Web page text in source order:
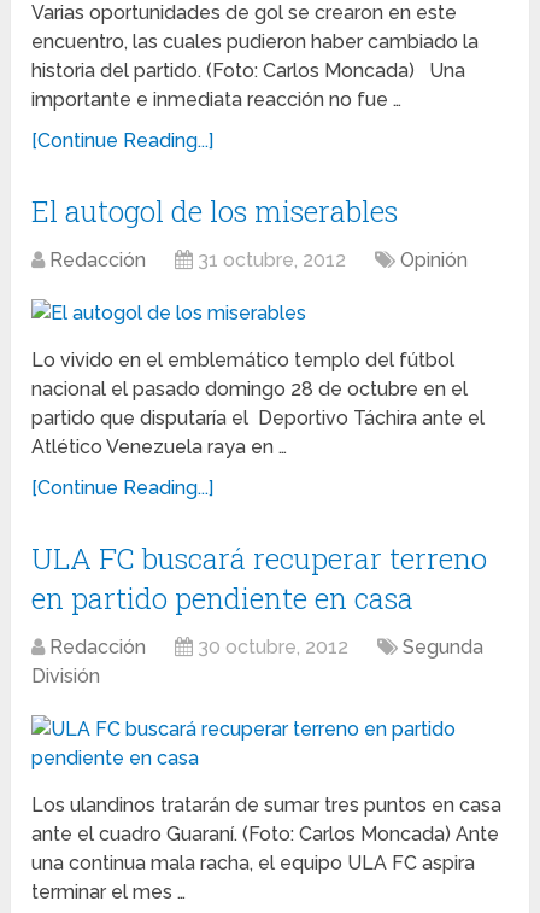
Varias oportunidades de gol se crearon en este
encuentro, las cuales pudieron haber cambiado la
historia del partido. (Foto: Carlos Moncada) Una
importante e inmediata reacción no fue …
[Continue Reading...]
El autogol de los miserables
Redacción 31 octubre, 2012 Opinión
Lo vivido en el emblemático templo del fútbol
nacional el pasado domingo 28 de octubre en el
partido que disputaría el Deportivo Táchira ante el
Atlético Venezuela raya en …
[Continue Reading...]
ULA FC buscará recuperar terreno
en partido pendiente en casa
Redacción 30 octubre, 2012
Segunda
División
Los ulandinos tratarán de sumar tres puntos en casa
ante el cuadro Guaraní. (Foto: Carlos Moncada) Ante
una continua mala racha, el equipo ULA FC aspira
terminar el mes …